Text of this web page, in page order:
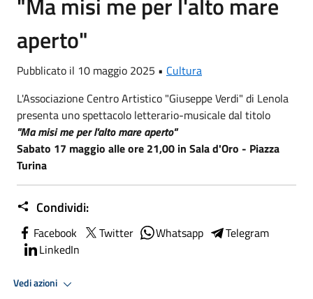
aperto"
Pubblicato il 10 maggio 2025 • Cultura
L'Associazione Centro Artistico "Giuseppe Verdi" di Lenola
presenta uno spettacolo letterario-musicale dal titolo
"Ma misi me per l'alto mare aperto"
Sabato 17 maggio alle ore 21,00 in Sala d'Oro - Piazza
Turina
Condividi:
Facebook Twitter Whatsapp
Telegram
LinkedIn
Vedi azioni